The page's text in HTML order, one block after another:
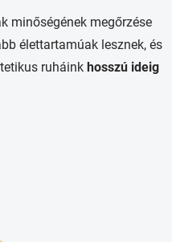
minőségének megőrzése
élettartamúak lesznek, és
ruháink hosszú ideig